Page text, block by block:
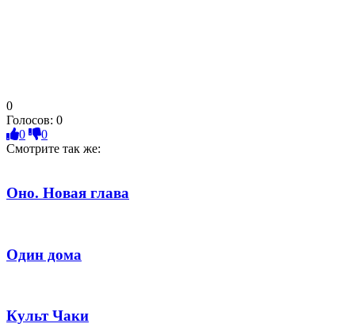
0
Голосов: 0
0
0
Смотрите так же:
Оно. Новая глава
Один дома
Культ Чаки